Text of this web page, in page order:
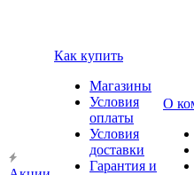
Как купить
Магазины
Условия
оплаты
Условия
доставки
Гарантия и
О